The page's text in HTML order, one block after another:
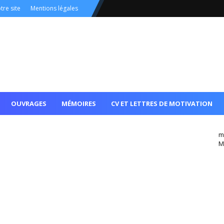
site Mentions légales
OUVRAGES MÉMOIRES CV ET LETTRES DE MOTIVATION